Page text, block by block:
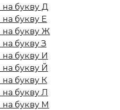
букву Д
букву Е
на букву Ж
букву З
букву И
букву Й
букву К
букву Л
букву М